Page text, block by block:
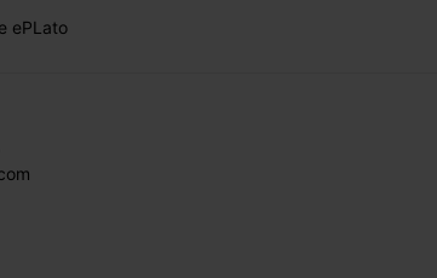
ePLato